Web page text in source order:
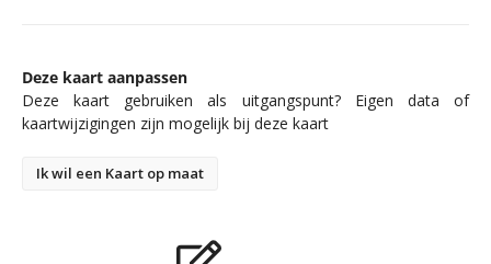
Deze kaart aanpassen
Deze kaart gebruiken als uitgangspunt? Eigen data of
kaartwijzigingen zijn mogelijk bij deze kaart
Ik wil een Kaart op maat